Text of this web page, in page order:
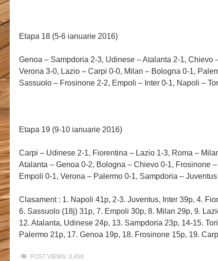
Etapa 18 (5-6 ianuarie 2016)
Genoa – Sampdoria 2-3, Udinese – Atalanta 2-1, Chievo
Verona 3-0, Lazio – Carpi 0-0, Milan – Bologna 0-1,
Sassuolo – Frosinone 2-2, Empoli – Inter 0-1, Napoli –
Etapa 19 (9-10 ianuarie 2016)
Carpi – Udinese 2-1, Fiorentina – Lazio 1-3, Roma –
Atalanta – Genoa 0-2, Bologna – Chievo 0-1, Frosinone
Empoli 0-1, Verona – Palermo 0-1, Sampdoria –
Clasament : 1. Napoli 41p, 2-3. Juventus, Inter 39p, 4.
6. Sassuolo (18j) 31p, 7. Empoli 30p, 8. Milan 29p, 9.
12. Atalanta, Udinese 24p, 13. Sampdoria 23p, 14-15.
Palermo 21p, 17. Genoa 19p, 18. Frosinone 15p, 19.
POST VIEWS: 3,458